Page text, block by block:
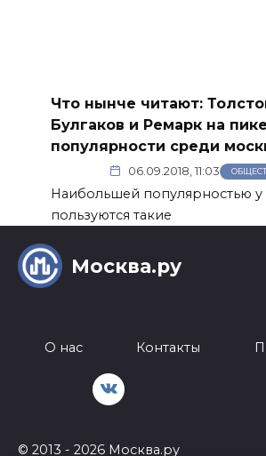
Что нынче читают:
Булгаков и Ремарк на пике
популярности среди
06.09.2018, 11:03
Наибольшей популярностью у
пользуются такие
Москва.ру
О нас Контакты
© 2013 - 2026 Москва.ру